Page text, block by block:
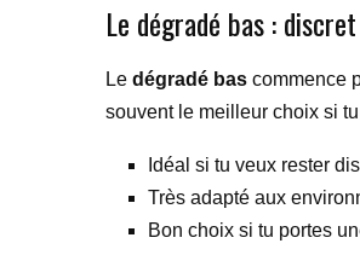
Le dégradé bas :
Le dégradé bas commence
souvent le meilleur choix si
Idéal si tu veux rester
Très adapté aux
Bon choix si tu portes